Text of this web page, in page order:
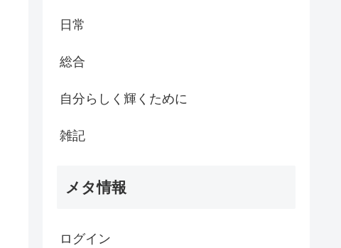
日常
総合
自分らしく輝くために
雑記
メタ情報
ログイン